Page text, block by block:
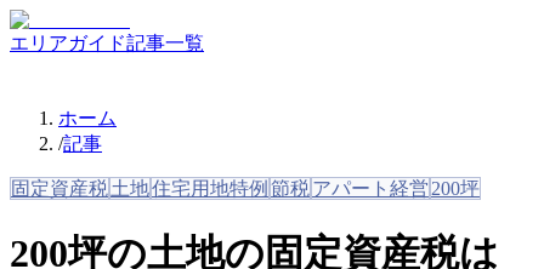
エリアガイド記事一覧
ホーム
/記事
固定資産税土地住宅用地特例 節税アパート経営 200坪
200坪の土地の固定資産税は